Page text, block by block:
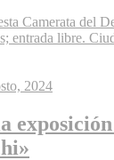
Camerata del
entrada libre.
2024